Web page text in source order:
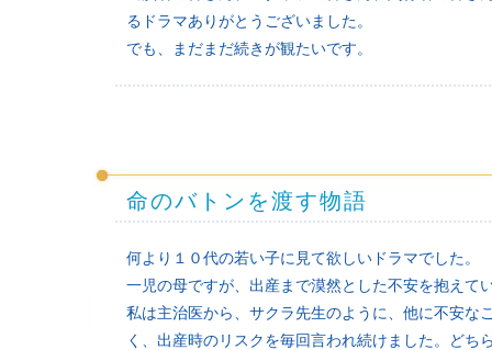
るドラマありがとうございました。
でも、まだまだ続きが観たいです。
命のバトンを渡す物語
何より１０代の若い子に見て欲しいドラマでした。
一児の母ですが、出産まで漠然とした不安を抱えて
私は主治医から、サクラ先生のように、他に不安な
く、出産時のリスクを毎回言われ続けました。ど